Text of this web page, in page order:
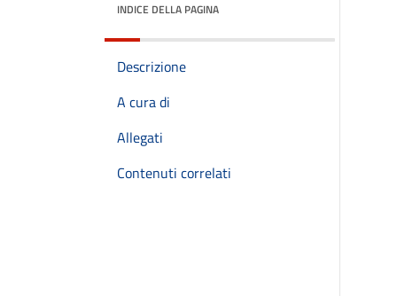
INDICE DELLA PAGINA
Descrizione
A cura di
Allegati
Contenuti correlati